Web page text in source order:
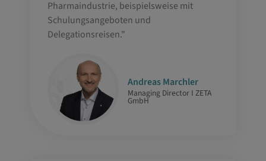
Pharmaindustrie, beispielsweise mit
Schulungsangeboten und
Delegationsreisen."
Andreas Marchler
Managing Director I ZETA
GmbH